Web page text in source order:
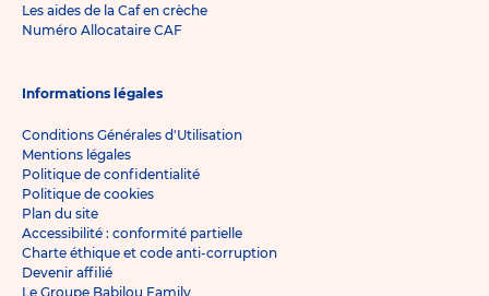
Les aides de la Caf en crèche
Numéro Allocataire CAF
Informations légales
Conditions Générales d'Utilisation
Mentions légales
Politique de confidentialité
Politique de cookies
Plan du site
Accessibilité : conformité partielle
Charte éthique et code anti-corruption
Devenir affilié
Le Groupe Babilou Family